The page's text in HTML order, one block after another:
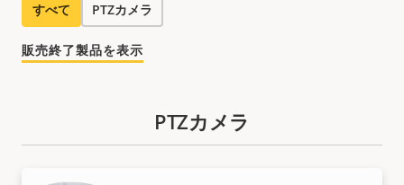
すべて PTZカメラ
販売終了製品を表示
PTZカメラ